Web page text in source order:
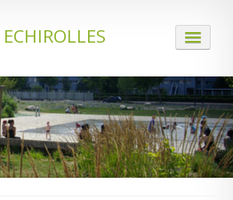
QUI NOUS SOMMES
LE COMPOSTAGE